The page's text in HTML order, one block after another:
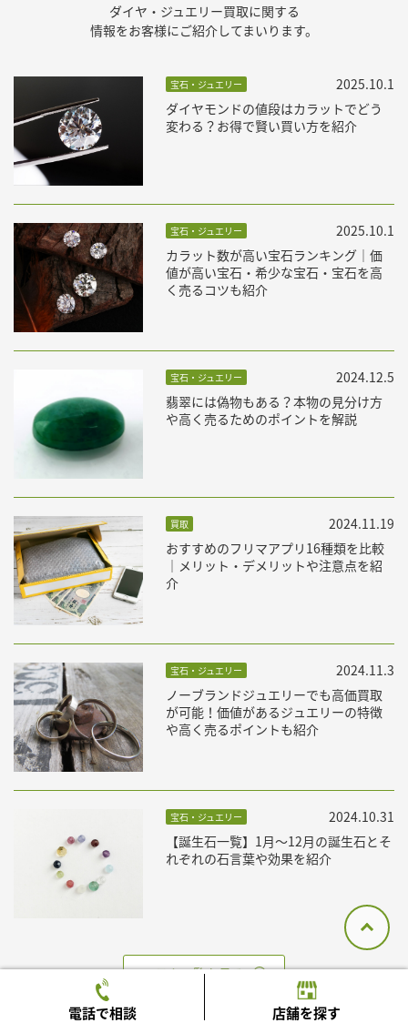
ダイヤ・ジュエリー買取に関する
情報をお客様にご紹介してまいります。
宝石・ジュエリー
ダイヤモンドの値段はカラットでどう
変わる？お得で賢い買い方を紹介
2025.10.1
宝石・ジュエリー
カラット数が高い宝石ランキング｜価
値が高い宝石・希少な宝石・宝石を高
く売るコツも紹介
2025.10.1
宝石・ジュエリー
翡翠には偽物もある？本物の見分け方
や高く売るためのポイントを解説
2024.12.5
買取
おすすめのフリマアプリ16種類を比較
｜メリット・デメリットや注意点を紹
介
2024.11.19
宝石・ジュエリー
ノーブランドジュエリーでも高価買取
が可能！価値があるジュエリーの特徴
や高く売るポイントも紹介
2024.11.3
宝石・ジュエリー
【誕生石一覧】1月〜12月の誕生石とそ
れぞれの石言葉や効果を紹介
2024.10.31
コラム一覧を見る
電話で相談 店舗を探す